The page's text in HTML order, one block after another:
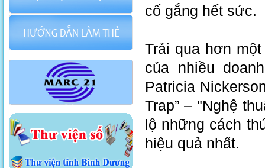
cố gắng hết sức.
Trải qua hơn
của nhiều
Patricia
Trap” – "Nghệ
lộ những cách
hiệu quả nhất.